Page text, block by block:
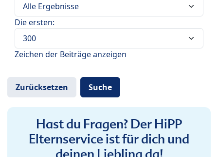
Die ersten:
Zeichen der Beiträge anzeigen
Hast du Fragen? Der HiPP
Elternservice ist für dich und